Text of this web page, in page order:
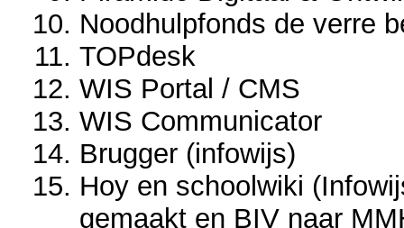
Noodhulpfonds de verre
TOPdesk
WIS Portal / CMS
WIS Communicator
Brugger (infowijs)
Hoy en schoolwiki
gemaakt en BIV naar